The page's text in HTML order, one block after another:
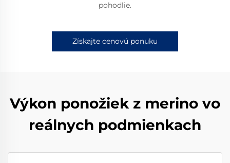
pohodlie.
Získajte cenovú ponuku
Výkon ponožiek z merino vo
reálnych podmienkach